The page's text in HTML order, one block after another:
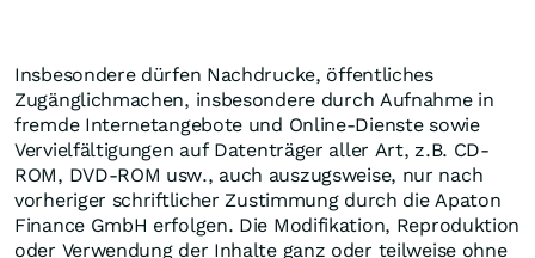
Insbesondere dürfen Nachdrucke, öffentliches
Zugänglichmachen, insbesondere durch Aufnahme in
fremde Internetangebote und Online-Dienste sowie
Vervielfältigungen auf Datenträger aller Art, z.B. CD-
ROM, DVD-ROM usw., auch auszugsweise, nur nach
vorheriger schriftlicher Zustimmung durch die Apaton
Finance GmbH erfolgen. Die Modifikation, Reproduktion
oder Verwendung der Inhalte ganz oder teilweise ohne